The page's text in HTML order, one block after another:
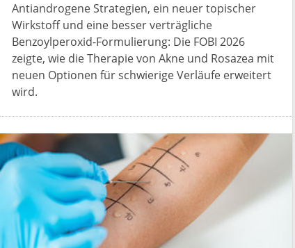
Antiandrogene Strategien, ein neuer topischer
Wirkstoff und eine besser verträgliche
Benzoylperoxid-Formulierung: Die FOBI 2026
zeigte, wie die Therapie von Akne und Rosazea mit
neuen Optionen für schwierige Verläufe erweitert
wird.